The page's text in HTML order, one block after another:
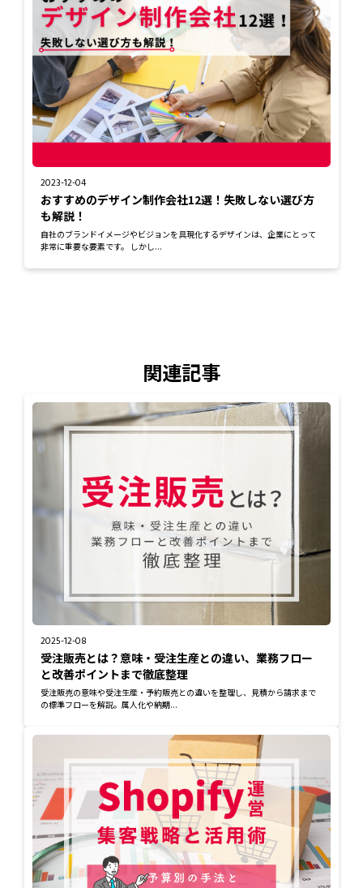
2023-12-04
おすすめのデザイン制作会社12選！失敗しない選び方
も解説！
自社のブランドイメージやビジョンを具現化するデザインは、企業にとって
非常に重要な要素です。 しかし...
関連記事
2025-12-08
受注販売とは？意味・受注生産との違い、業務フロー
と改善ポイントまで徹底整理
受注販売の意味や受注生産・予約販売との違いを整理し、見積から請求まで
の標準フローを解説。属人化や納期...